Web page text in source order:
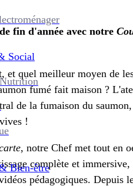
Social
Bien-être
fin d'année avec notre
et quel meilleur moyen de
fumé fait maison ?
de la fumaison du
!
, notre Chef met tout en
complète et
pédagogiques. Depuis